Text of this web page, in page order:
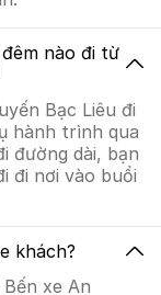
nào đi từ
Bạc Liêu đi
hành trình qua
đường dài, bạn
đi nơi vào buổi
khách?
xe An